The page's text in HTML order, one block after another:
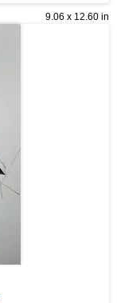
9.06 x 12.60 in